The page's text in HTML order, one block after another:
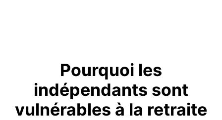
Pourquoi les
indépendants sont
vulnérables à la retraite